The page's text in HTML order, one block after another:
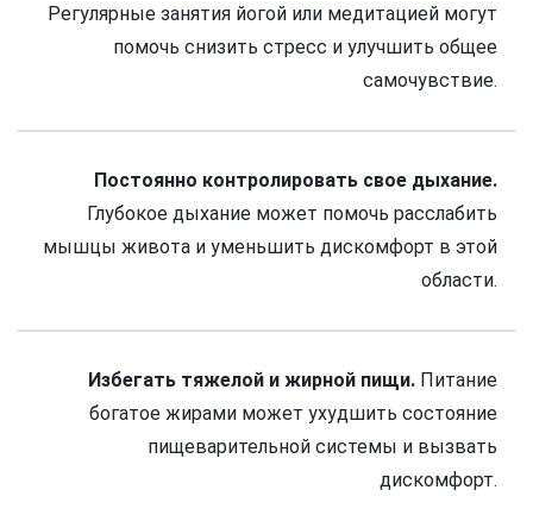
Регулярные занятия йогой или медитацией могут
помочь снизить стресс и улучшить общее
самочувствие.
Постоянно контролировать свое дыхание.
Глубокое дыхание может помочь расслабить
мышцы живота и уменьшить дискомфорт в этой
области.
Избегать тяжелой и жирной пищи. Питание
богатое жирами может ухудшить состояние
пищеварительной системы и вызвать
дискомфорт.